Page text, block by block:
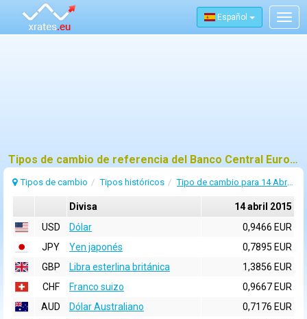
Español
Tipos de cambio de referencia del Banco Central Europeo (BCE) para 14 abril 2015
Tipos de cambio Tipos históricos Tipo de cambio para 14 Abril 2015
Divisa
14 abril 2015
USD
Dólar
0,9466 EUR
JPY
Yen japonés
0,7895 EUR
GBP
Libra esterlina británica
1,3856 EUR
CHF
Franco suizo
0,9667 EUR
AUD
Dólar Australiano
0,7176 EUR